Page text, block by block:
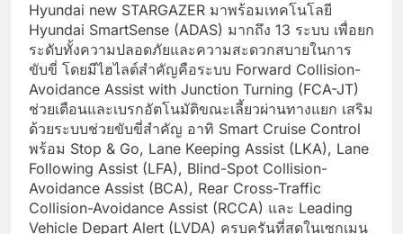
Hyundai new STARGAZER มาพร้อมเทคโนโลยี
Hyundai SmartSense (ADAS) มากถึง 13 ระบบ เพื่อยก
ระดับทั้งความปลอดภัยและความสะดวกสบายในการ
ขับขี่ โดยมีไฮไลต์สำคัญคือระบบ Forward Collision-
Avoidance Assist with Junction Turning (FCA-JT)
ช่วยเตือนและเบรกอัตโนมัติขณะเลี้ยวผ่านทางแยก เสริม
ด้วยระบบช่วยขับขี่สำคัญ อาทิ Smart Cruise Control
พร้อม Stop & Go, Lane Keeping Assist (LKA), Lane
Following Assist (LFA), Blind-Spot Collision-
Avoidance Assist (BCA), Rear Cross-Traffic
Collision-Avoidance Assist (RCCA) และ Leading
Vehicle Depart Alert (LVDA) ครบครันที่สุดในเซกเมน